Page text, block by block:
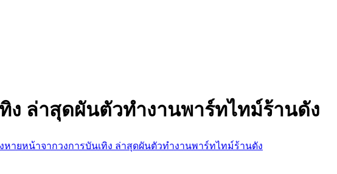
ง ล่าสุดผันตัวทำงานพาร์ทไทม์ร้านดัง
หายหน้าจากวงการบันเทิง ล่าสุดผันตัวทำงานพาร์ทไทม์ร้านดัง